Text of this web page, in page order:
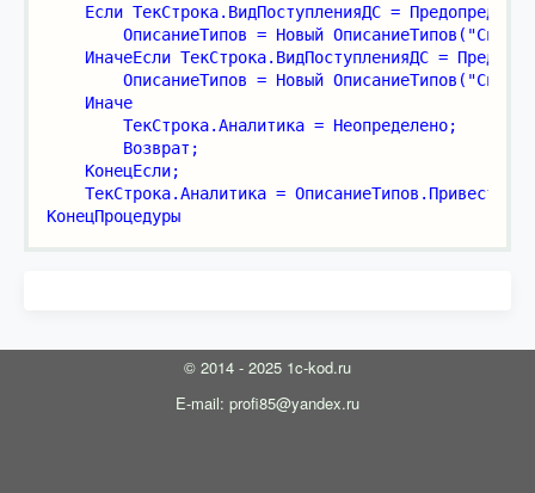
Если ТекСтрока.ВидПоступленияДС =
ОписаниеТипов = Новый
ИначеЕсли ТекСтрока.ВидПоступленияДС =
ОписаниеТипов = Новый
Иначе
ТекСтрока.Аналитика = Неопределено;
Возврат;
КонецЕсли;
ТекСтрока.Аналитика =
КонецПроцедуры
© 2014 - 2025 1c-kod.ru
E-mail: profi85@yandex.ru